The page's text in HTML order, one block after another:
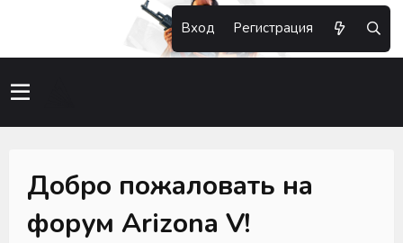
Вход Регистрация
Добро пожаловать на
форум Arizona V!